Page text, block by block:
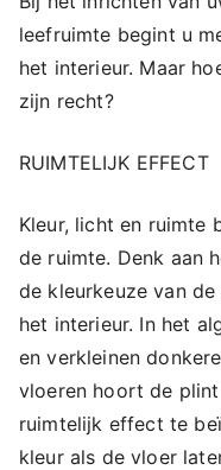
leefruimte begint u
het interieur. Maar
zijn recht?
RUIMTELIJK EFFECT
Kleur, licht en ruimte
de ruimte. Denk aan
de kleurkeuze van
het interieur. In het
en verkleinen
vloeren hoort de
ruimtelijk effect te
kleur als de vloer